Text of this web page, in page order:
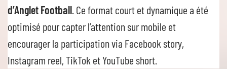
d’Anglet Football . Ce format court et dynamique a été
optimisé pour capter l’attention sur mobile et
encourager la participation via Facebook story,
Instagram reel, TikTok et YouTube short.